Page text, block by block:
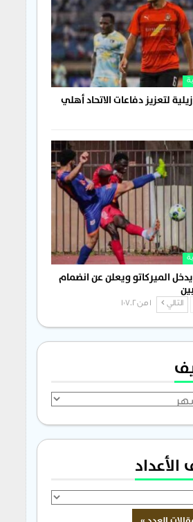
لتعزيز دفاعات الاتحاد أهلي
الميركاتو ويعلن عن انضمام
التالي 1 من 1٬702